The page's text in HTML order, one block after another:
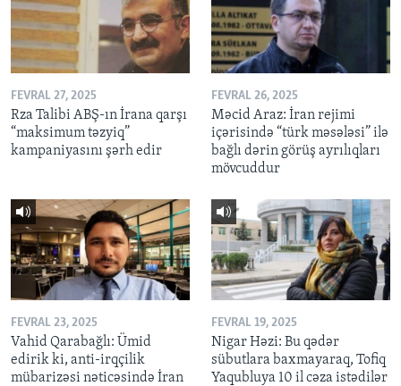
FEVRAL 27, 2025
Rza Talibi ABŞ-ın İrana qarşı
“maksimum təzyiq”
kampaniyasını şərh edir
FEVRAL 26, 2025
Məcid Araz: İran rejimi
içərisində “türk məsələsi” ilə
bağlı dərin görüş ayrılıqları
mövcuddur
FEVRAL 23, 2025
Vahid Qarabağlı: Ümid
edirik ki, anti-irqçilik
mübarizəsi nəticəsində İran
FEVRAL 19, 2025
Nigar Həzi: Bu qədər
sübutlara baxmayaraq, Tofiq
Yaqubluya 10 il cəza istədilər